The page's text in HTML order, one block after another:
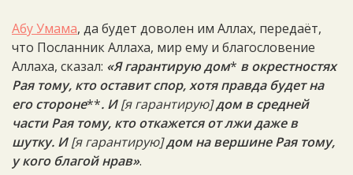
Абу Умама, да будет доволен им Аллах, передаёт,
что Посланник Аллаха, мир ему и благословение
Аллаха, сказал: «Я гарантирую дом* в окрестностях
Рая тому, кто оставит спор, хотя правда будет на
его стороне**. И[я гарантирую]дом в средней
части Рая тому, кто откажется от лжи даже в
шутку. И[я гарантирую]дом на вершине Рая тому,
у кого благой нрав».